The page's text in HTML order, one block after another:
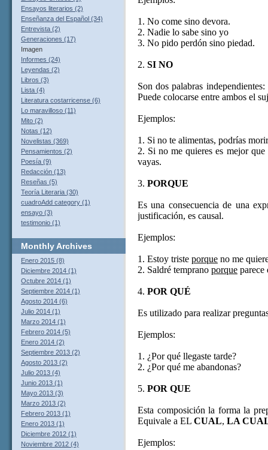
1. No come sino devora.
2. Nadie lo sabe sino yo
3. No pido perdón sino piedad.
2. SI NO
Son dos palabras
Puede colocarse entre ambos el
Ejemplos:
1. Si no te alimentas, podrías
2. Si no me quieres es mejor
vayas.
3. PORQUE
Es una consecuencia de una
justificación, es causal.
Ejemplos:
1. Estoy triste porque no me
2. Saldré temprano porque parece
4. POR QUÉ
Es utilizado para realizar
Ejemplos:
1. ¿Por qué llegaste tarde?
2. ¿Por qué me abandonas?
5. POR QUE
Esta composición la forma la
Equivale a EL CUAL, LA
Ejemplos:
Ensayos literarios (2)
Enseñanza del Español (34)
Entrevista (2)
Generaciones (17)
Imagen
Informes (24)
Leyendas (2)
Libros (3)
Lista (4)
Literatura costarricense (6)
Lo maravilloso (11)
Mito (2)
Notas (12)
Novelistas (369)
Pensamientos (2)
Poesía (9)
Redacción (13)
Reseñas (5)
Teoría Literaria (30)
cuadroAdd category (1)
ensayo (3)
testimonio (1)
MonthlyArchives
Enero 2015 (8)
Diciembre 2014 (1)
Octubre 2014 (1)
Septiembre 2014 (1)
Agosto 2014 (6)
Julio 2014 (1)
Marzo 2014 (1)
Febrero 2014 (5)
Enero 2014 (2)
Septiembre 2013 (2)
Agosto 2013 (2)
Julio 2013 (4)
Junio 2013 (1)
Mayo 2013 (3)
Marzo 2013 (2)
Febrero 2013 (1)
Enero 2013 (1)
Diciembre 2012 (1)
Noviembre 2012 (4)